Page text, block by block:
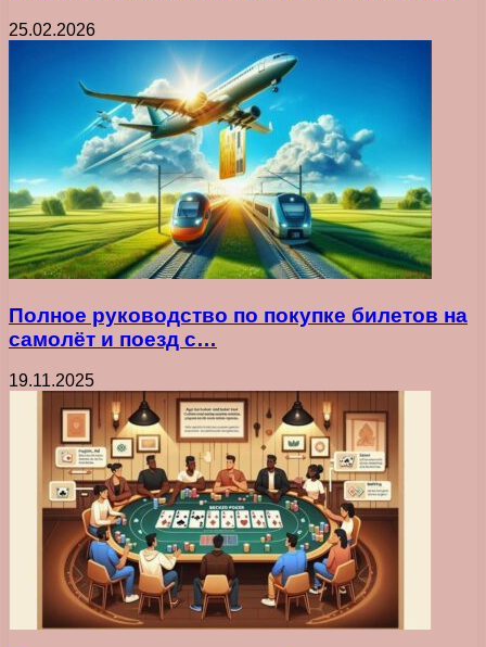
25.02.2026
Полное руководство по покупке билетов на
самолёт и поезд с…
19.11.2025